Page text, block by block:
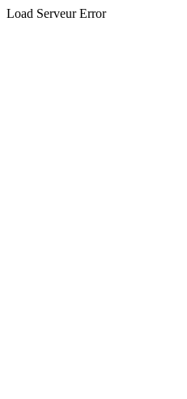
Load Serveur Error